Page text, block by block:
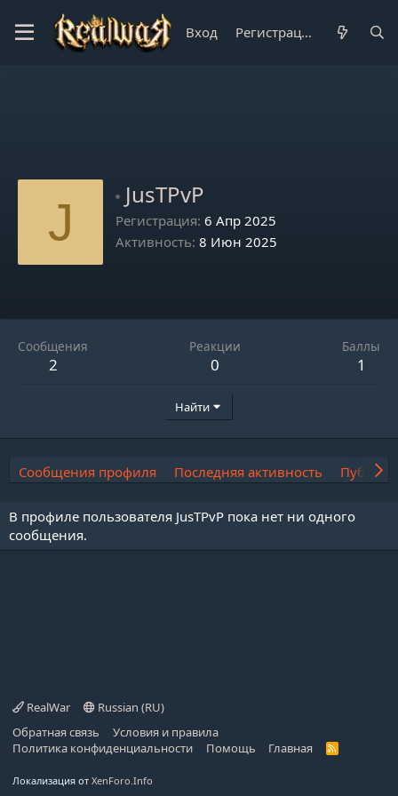
Вход Регистрация
J JusTPvP
Регистрация 6 Апр 2025
Активность 8 Июн 2025
Сообщения
2
Реакции
0
Баллы
1
Найти
Сообщения профиля Последняя активность
В профиле пользователя JusTPvP пока нет ни одного
сообщения.
RealWar
Russian (RU)
Обратная связь
Условия и правила
Политика конфиденциальности
Помощь Главная
R
Локализация от XenForo.Info